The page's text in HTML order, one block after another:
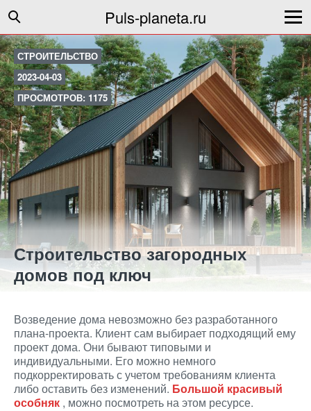
Puls-planeta.ru
СТРОИТЕЛЬСТВО
2023-04-03
ПРОСМОТРОВ: 1175
Строительство загородных
домов под ключ
Возведение дома невозможно без разработанного
плана-проекта. Клиент сам выбирает подходящий ему
проект дома. Они бывают типовыми и
индивидуальными. Его можно немного
подкорректировать с учетом требованиям клиента
либо оставить без изменений. Большой красивый
особняк , можно посмотреть на этом ресурсе.